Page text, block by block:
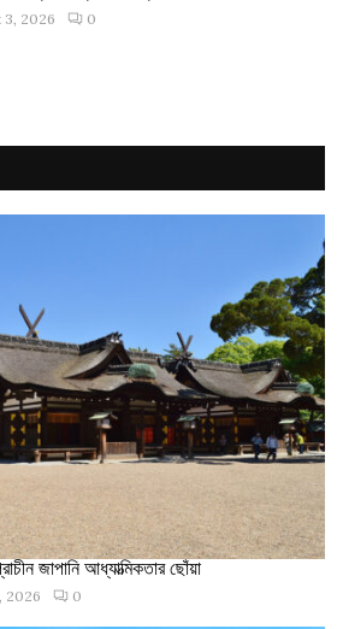
3, 2026 0
জাপানি আধ্যাত্মিকতার ছোঁয়া
2026 0